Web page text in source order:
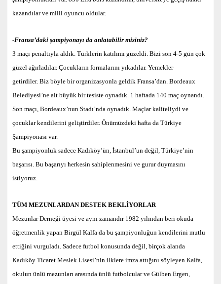
kazandılar ve milli oyuncu oldular.
-Fransa’daki şampiyonayı da anlatabilir misiniz?
3 maçı penaltıyla aldık. Türklerin katılımı güzeldi. Bizi son 4-5 gün çok
güzel ağırladılar. Çocukların formalarını yıkadılar. Yemekler
getirdiler. Biz böyle bir organizasyonla geldik Fransa’dan. Bordeaux
Belediyesi’ne ait büyük bir tesiste oynadık. 1 haftada 140 maç oynandı.
Son maçı, Bordeaux’nun Stadı’nda oynadık. Maçlar kaliteliydi ve
çocuklar kendilerini geliştirdiler. Önümüzdeki hafta da Türkiye
Şampiyonası var.
Bu şampiyonluk sadece Kadıköy’ün, İstanbul’un değil, Türkiye’nin
başarısı. Bu başarıyı herkesin sahiplenmesini ve gurur duymasını
istiyoruz.
TÜM MEZUNLARDAN DESTEK BEKLİYORLAR
Mezunlar Derneği üyesi ve aynı zamandır 1982 yılından beri okuda
öğretmenlik yapan Birgül Kalfa da bu şampiyonluğun kendilerini mutlu
ettiğini vurguladı. Sadece futbol konusunda değil, birçok alanda
Kadıköy Ticaret Meslek Lisesi’nin ilklere imza attığını söyleyen Kalfa,
okulun ünlü mezunları arasında ünlü futbolcular ve Gülben Ergen,